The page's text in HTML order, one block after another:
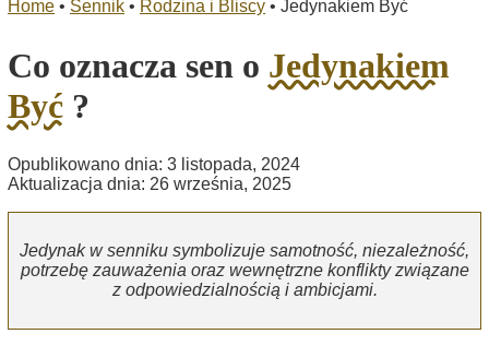
Home • Sennik • Rodzina i Bliscy • Jedynakiem Być
Co oznacza sen o Jedynakiem
Być ?
Opublikowano dnia: 3 listopada, 2024
Aktualizacja dnia: 26 września, 2025
Jedynak w senniku symbolizuje samotność, niezależność,
potrzebę zauważenia oraz wewnętrzne konflikty związane
z odpowiedzialnością i ambicjami.